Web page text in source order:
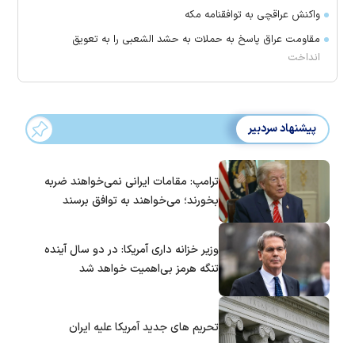
واکنش عراقچی به توافقنامه مکه
مقاومت عراق پاسخ به حملات به حشد الشعبی را به تعویق
انداخت
پیشنهاد سردبیر
ترامپ: مقامات ایرانی نمی‌خواهند ضربه
بخورند؛ می‌خواهند به توافق برسند
وزیر خزانه داری آمریکا: در دو سال آینده
تنگه هرمز بی‌اهمیت خواهد شد
تحریم های جدید آمریکا علیه ایران